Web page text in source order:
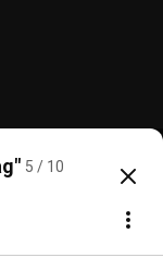
die Spitze:
5 / 10